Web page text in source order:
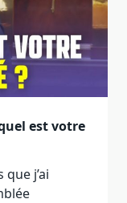
est votre
j’ai